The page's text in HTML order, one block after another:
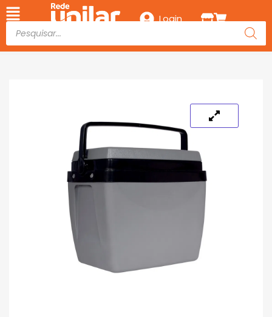
Login